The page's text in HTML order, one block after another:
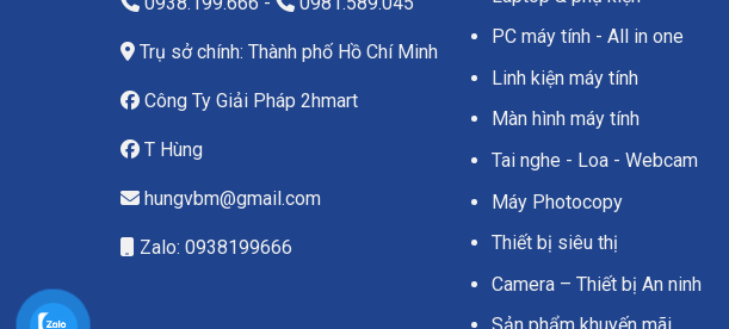
Trụ sở chính: Thành phố Hồ Chí Minh
Công Ty Giải Pháp 2hmart
T Hùng
hungvbm@gmail.com
Zalo: 0938199666
PC máy tính - All in one
Linh kiện máy tính
Màn hình máy tính
Tai nghe - Loa - Webcam
Máy Photocopy
Thiết bị siêu thị
Camera – Thiết bị An ninh